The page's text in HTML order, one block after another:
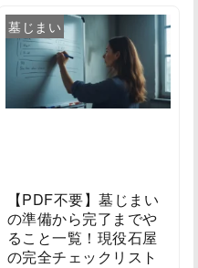
墓じまい
【PDF不要】墓じまい
の準備から完了までや
ること一覧！現役石屋
の完全チェックリスト